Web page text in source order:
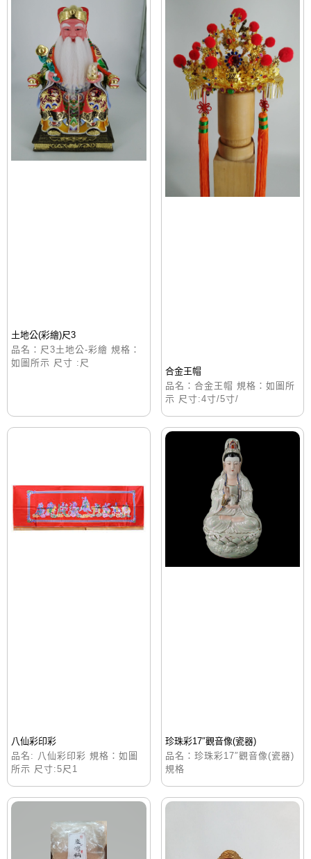
土地公(彩繪)尺3
品名：尺3土地公-彩繪 規格：
如圖所示 尺寸 :尺
合金王帽
品名：合金王帽 規格：如圖所
示 尺寸:4寸/5寸/
八仙彩印彩
品名: 八仙彩印彩 規格：如圖
所示 尺寸:5尺1
珍珠彩17″觀音像(瓷器)
品名：珍珠彩17″觀音像(瓷器)
規格